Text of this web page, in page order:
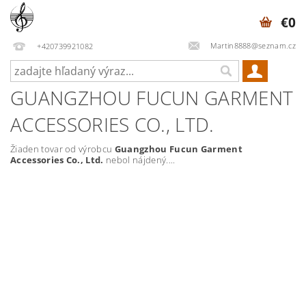
+420739921082 Martin8888@seznam.cz
€0
GUANGZHOU FUCUN GARMENT
ACCESSORIES CO., LTD.
Žiaden tovar od výrobcu Guangzhou Fucun Garment
Accessories Co., Ltd. nebol nájdený....